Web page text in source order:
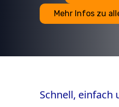
Mehr Infos zu
Schnell, einfach